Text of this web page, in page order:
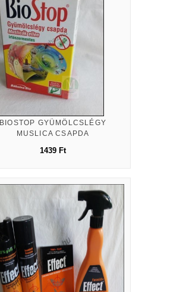
BIOSTOP GYÜMÖLCSLÉGY
MUSLICA CSAPDA
1439 Ft